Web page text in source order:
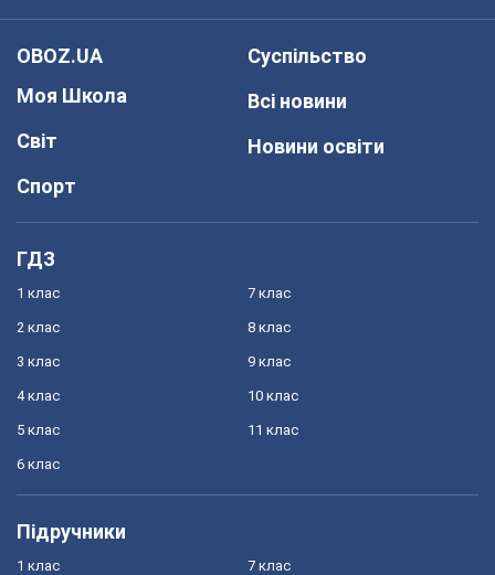
OBOZ.UA
Моя Школа
Світ
Спорт
Суспільство
Всі новини
Новини освіти
ГДЗ
1 клас
2 клас
3 клас
4 клас
5 клас
6 клас
7 клас
8 клас
9 клас
10 клас
11 клас
Підручники
1 клас 7 клас